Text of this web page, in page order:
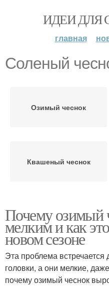
ИДЕИ ДЛЯ
главная
Соленый
Озимый чеснок
Квашеный чеснок
Почему озимый
мелким и как
новом сезоне
Эта проблема
головки, а они мелкие,
почему озимый чеснок